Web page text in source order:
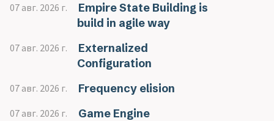
07 авг. 2026 г.
Empire State Building is
build in agile way
07 авг. 2026 г.
Externalized
Configuration
07 авг. 2026 г. Frequency elision
07 авг. 2026 г.
Game Engine